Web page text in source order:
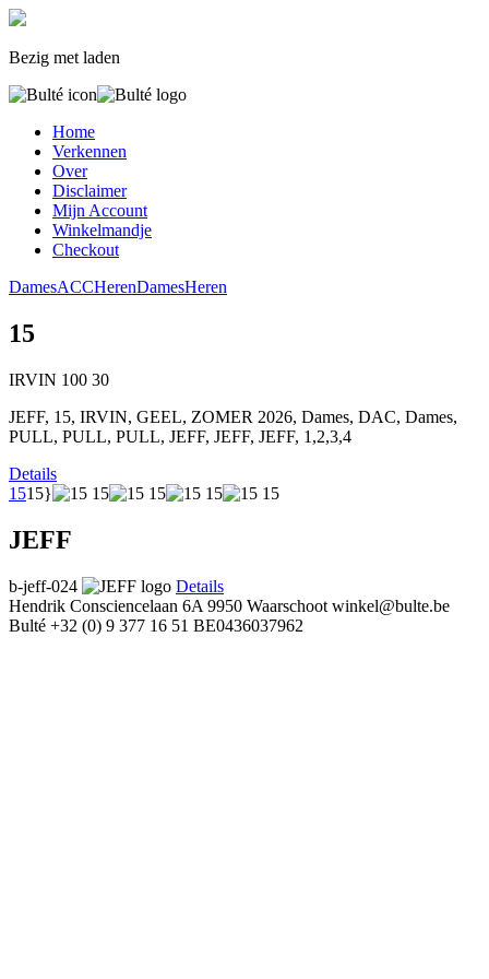
Bezig met laden
Home
Verkennen
Over
Disclaimer
Mijn Account
Winkelmandje
Checkout
DamesACCHerenDamesHeren
15
IRVIN 100 30
JEFF, 15, IRVIN, GEEL, ZOMER 2026, Dames, DAC, Dames,
PULL, PULL, PULL, JEFF, JEFF, JEFF, 1,2,3,4
Details
1515}
JEFF
b-jeff-024
Details
Hendrik Consciencelaan 6A 9950 Waarschoot winkel@bulte.be
Bulté +32 (0) 9 377 16 51 BE0436037962